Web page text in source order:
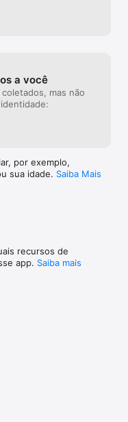
a você
mas não
por exemplo,
sua idade. Saiba Mais
recursos de
app. Saiba mais